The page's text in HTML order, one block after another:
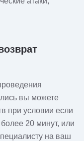
вы можете
при условии если
20 минут, или
на ваш